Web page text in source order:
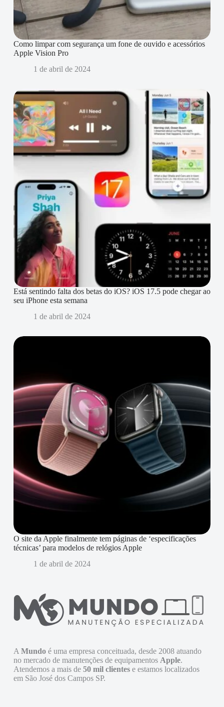
Como limpar com segurança um fone de ouvido e acessórios
Apple Vision Pro
1 de abril de 2024
Está sentindo falta dos betas do iOS? iOS 17.5 pode chegar ao
seu iPhone esta semana
1 de abril de 2024
O site da Apple finalmente tem páginas de ‘especificações
técnicas’ para modelos de relógios Apple
1 de abril de 2024
A Mundoé uma empresa conceituada, desde 2008 atuando
no mercado de manutenções de equipamentos Apple.
Atendemos a mais de 50 mil clientese estamos localizados
em São José dos Campos SP.